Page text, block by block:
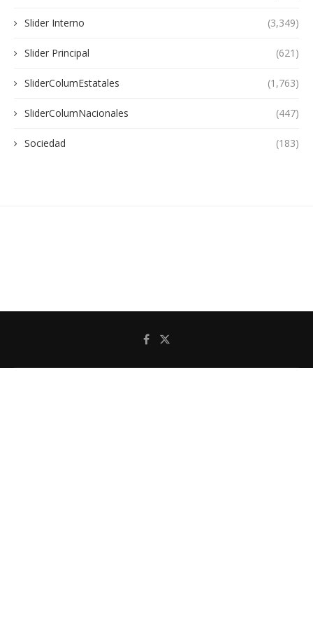
Slider Interno (3,349)
Slider Principal (621)
SliderColumEstatales (1,763)
SliderColumNacionales (447)
Sociedad (183)